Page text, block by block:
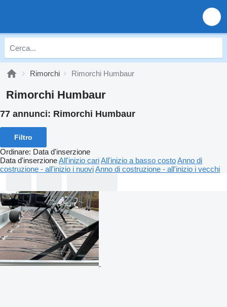
Rimorchi Rimorchi Humbaur
Rimorchi Humbaur
77 annunci: Rimorchi Humbaur
Filtro
Ordinare: Data d'inserzione
Data d'inserzioneAll'inizio cariAll'inizio a basso costoAnno di
costruzione - all'inizio i nuoviAnno di costruzione - all'inizio i vecchi